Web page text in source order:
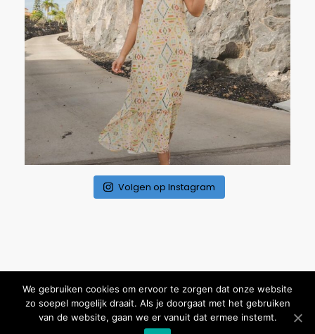
Volgen op Instagram
Copyright ©2020 Fashion Store BECK– Website doorYour Mind
Our Work
We gebruiken cookies om ervoor te zorgen dat onze website
zo soepel mogelijk draait. Als je doorgaat met het gebruiken
van de website, gaan we er vanuit dat ermee instemt.